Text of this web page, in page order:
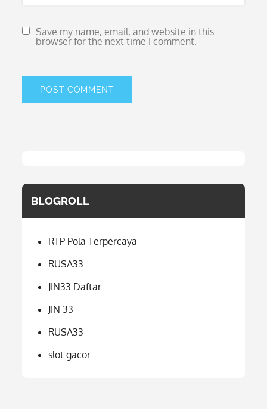
Save my name, email, and website in this
browser for the next time I comment.
BLOGROLL
RTP Pola Terpercaya
RUSA33
JIN33 Daftar
JIN 33
RUSA33
slot gacor